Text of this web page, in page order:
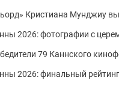
Кристиана Мунджиу
2026: фотографии с
79 Каннского
2026: финальный рейтинг